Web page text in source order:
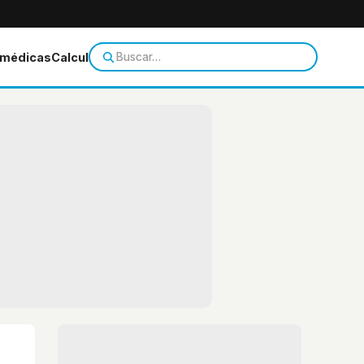
CalculadorasTemas de salud